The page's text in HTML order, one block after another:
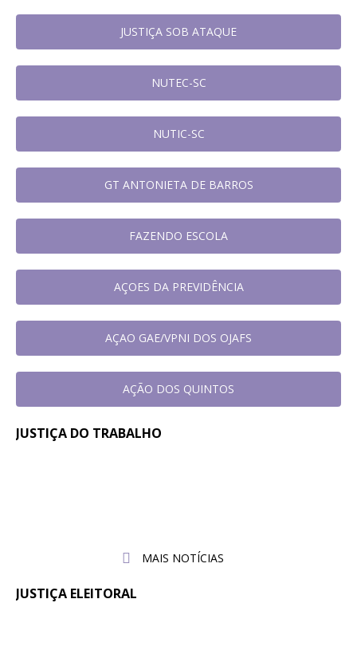
JUSTIÇA SOB ATAQUE
NUTEC-SC
NUTIC-SC
GT ANTONIETA DE BARROS
FAZENDO ESCOLA
AÇOES DA PREVIDÊNCIA
AÇAO GAE/VPNI DOS OJAFS
AÇÃO DOS QUINTOS
JUSTIÇA DO TRABALHO
MAIS NOTÍCIAS
JUSTIÇA ELEITORAL